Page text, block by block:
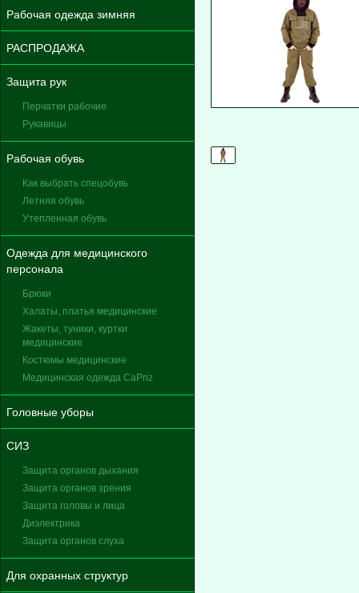
Рабочая одежда зимняя
РАСПРОДАЖА
Защита рук
Перчатки рабочие
Рукавицы
Рабочая обувь
Как выбрать спецобувь
Летняя обувь
Утепленная обувь
Одежда для медицинского
персонала
Брюки
Халаты, платья медицинские
Жакеты, туники, куртки
медицинские
Костюмы медицинские
Медицинская одежда CaPriz
Головные уборы
СИЗ
Защита органов дыхания
Защита органов зрения
Защита головы и лица
Диэлектрика
Защита органов слуха
Для охранных структур